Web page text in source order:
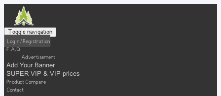
Toggle navigation
Login / Registration
F.A.Q
Advertisement
Add Your Banner
SUPER VIP & VIP prices
Product Compare
Contact